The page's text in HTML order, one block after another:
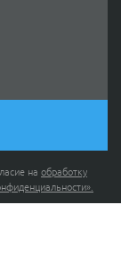
на обработку